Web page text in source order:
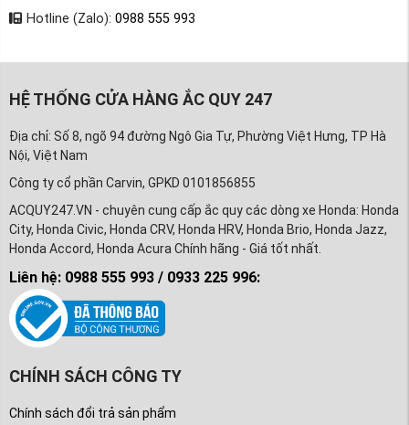
Hotline (Zalo): 0988 555 993
HỆ THỐNG CỬA HÀNG ẮC QUY 247
Địa chỉ: Số 8, ngõ 94 đường Ngô Gia Tự, Phường Việt Hưng, TP Hà
Nội, Việt Nam
Công ty cổ phần Carvin, GPKD 0101856855
ACQUY247.VN - chuyên cung cấp ắc quy các dòng xe Honda: Honda
City, Honda Civic, Honda CRV, Honda HRV, Honda Brio, Honda Jazz,
Honda Accord, Honda Acura Chính hãng - Giá tốt nhất.
Liên hệ: 0988 555 993 / 0933 225 996:
CHÍNH SÁCH CÔNG TY
Chính sách đổi trả sản phẩm